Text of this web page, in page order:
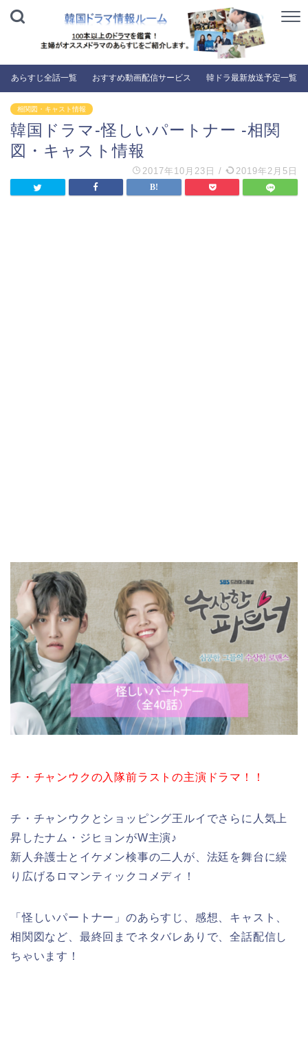
あらすじ全話一覧 おすすめ動画配信サービス 韓ドラ最新放送予定一覧
相関図・キャスト情報
韓国ドラマ-怪しいパートナー -相関
図・キャスト情報
2017年10月23日 / 2019年2月5日
チ・チャンウクの入隊前ラストの主演ドラマ！！
チ・チャンウクとショッピング王ルイでさらに人気上
昇したナム・ジヒョンがW主演♪
新人弁護士とイケメン検事の二人が、法廷を舞台に繰
り広げるロマンティックコメディ！
「怪しいパートナー」のあらすじ、感想、キャスト、
相関図など、最終回までネタバレありで、全話配信し
ちゃいます！